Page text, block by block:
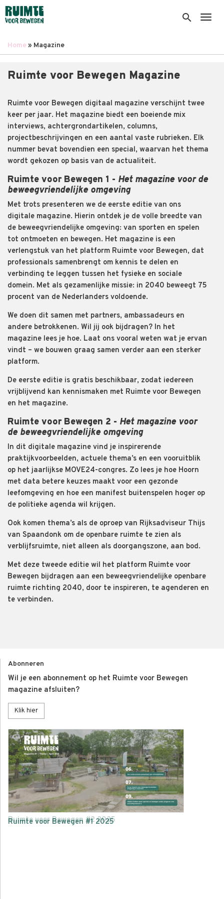
Overslaan
en
inhoud
search
Kruimelpad
Home Magazine
Ruimte voor Bewegen Magazine
Ruimte voor Bewegen digitaal magazine verschijnt twee
keer per jaar. Het magazine biedt een boeiende mix
interviews, achtergrondartikelen, columns,
projectbeschrijvingen en een aantal vaste rubrieken. Elk
nummer bevat bovendien een special, waarvan het thema
wordt gekozen op basis van de actualiteit.
Ruimte voor Bewegen 1 - Het magazine voor de
beweegvriendelijke omgeving
Met trots presenteren we de eerste editie van ons
digitale magazine. Hierin ontdek je de volle breedte van
de beweegvriendelijke omgeving: van sporten en spelen
tot ontmoeten en bewegen. Het magazine is een
verlengstuk van het platform Ruimte voor Bewegen, dat
professionals samenbrengt om kennis te delen en
verbinding te leggen tussen het fysieke en sociale
domein. Met als gezamenlijke missie: in 2040 beweegt 75
procent van de Nederlanders voldoende.
We doen dit samen met partners, ambassadeurs en
andere betrokkenen. Wil jij ook bijdragen? In het
magazine lees je hoe. Laat ons vooral weten wat je ervan
vindt – we bouwen graag samen verder aan een sterker
platform.
De eerste editie is gratis beschikbaar, zodat iedereen
vrijblijvend kan kennismaken met Ruimte voor Bewegen
en het magazine.
Ruimte voor Bewegen 2 - Het magazine voor
de beweegvriendelijke omgeving
In dit digitale magazine vind je inspirerende
praktijkvoorbeelden, actuele thema’s en een vooruitblik
op het jaarlijkse MOVE24-congres. Zo lees je hoe Hoorn
met data betere keuzes maakt voor een gezonde
leefomgeving en hoe een manifest buitenspelen hoger op
de politieke agenda wil krijgen.
Ook komen thema’s als de oproep van Rijksadviseur Thijs
van Spaandonk om de openbare ruimte te zien als
verblijfsruimte, niet alleen als doorgangszone, aan bod.
Met deze tweede editie wil het platform Ruimte voor
Bewegen bijdragen aan een beweegvriendelijke openbare
ruimte richting 2040, door te inspireren, te agenderen en
te verbinden.
Abonneren
Wil je een abonnement op het Ruimte voor Bewegen
magazine afsluiten?
Klik hier
Ruimte voor Bewegen #2 2025
Ruimte voor Bewegen #1 2025
Ruimte voor Bewegen 1 2025
Buiten Spelen & Bewegen #2 2024
Buiten Spelen & Bewegen #1 2024
BuitenSpelen #2 2023